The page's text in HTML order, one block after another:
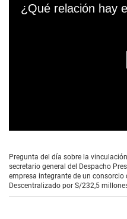
e
c
o
n
Pregunta del día sobre la
secretario general del Despacho
empresa integrante de un
Descentralizado por S/232,5